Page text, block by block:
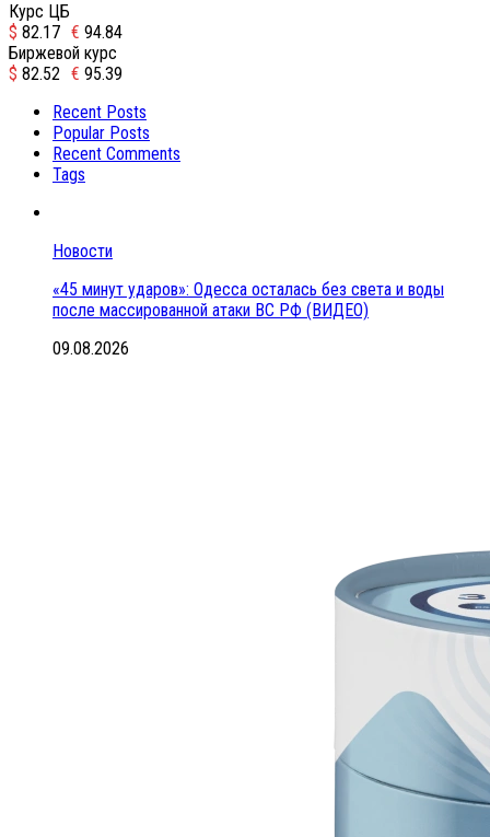
Курс ЦБ
$ 82.17 € 94.84
Биржевой курс
$ 82.52 € 95.39
Recent Posts
Popular Posts
Recent Comments
Tags
Новости
«45 минут ударов»: Одесса осталась без света и воды
после массированной атаки ВС РФ (ВИДЕО)
09.08.2026